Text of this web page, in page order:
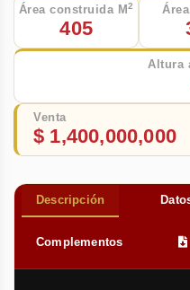
Área construida M2
405
Altura
Venta
$ 1,400,000,000
Descripción
Complementos